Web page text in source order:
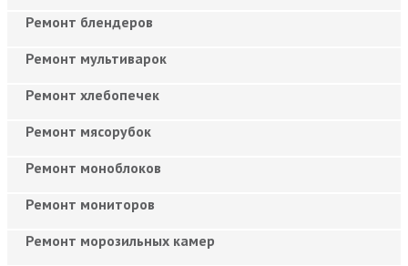
Ремонт блендеров
Ремонт мультиварок
Ремонт хлебопечек
Ремонт мясорубок
Ремонт моноблоков
Ремонт мониторов
Ремонт морозильных камер